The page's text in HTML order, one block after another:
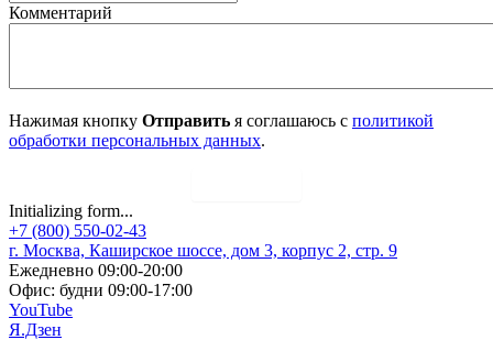
Комментарий
Нажимая кнопку Отправить я соглашаюсь с политикой
обработки персональных данных.
Initializing form...
+7 (800) 550-02-43
г. Москва, Каширское шоссе, дом 3, корпус 2, стр. 9
Ежедневно 09:00-20:00
Офис: будни 09:00-17:00
YouTube
Я.Дзен